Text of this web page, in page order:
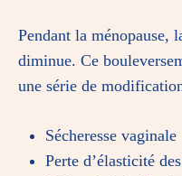
Pendant la ménopause,
diminue. Ce
une série de
Sécheresse vaginale
Perte d’élasticité